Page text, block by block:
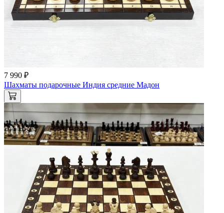
7 990 ₽
Шахматы подарочные Индия средние Мадон